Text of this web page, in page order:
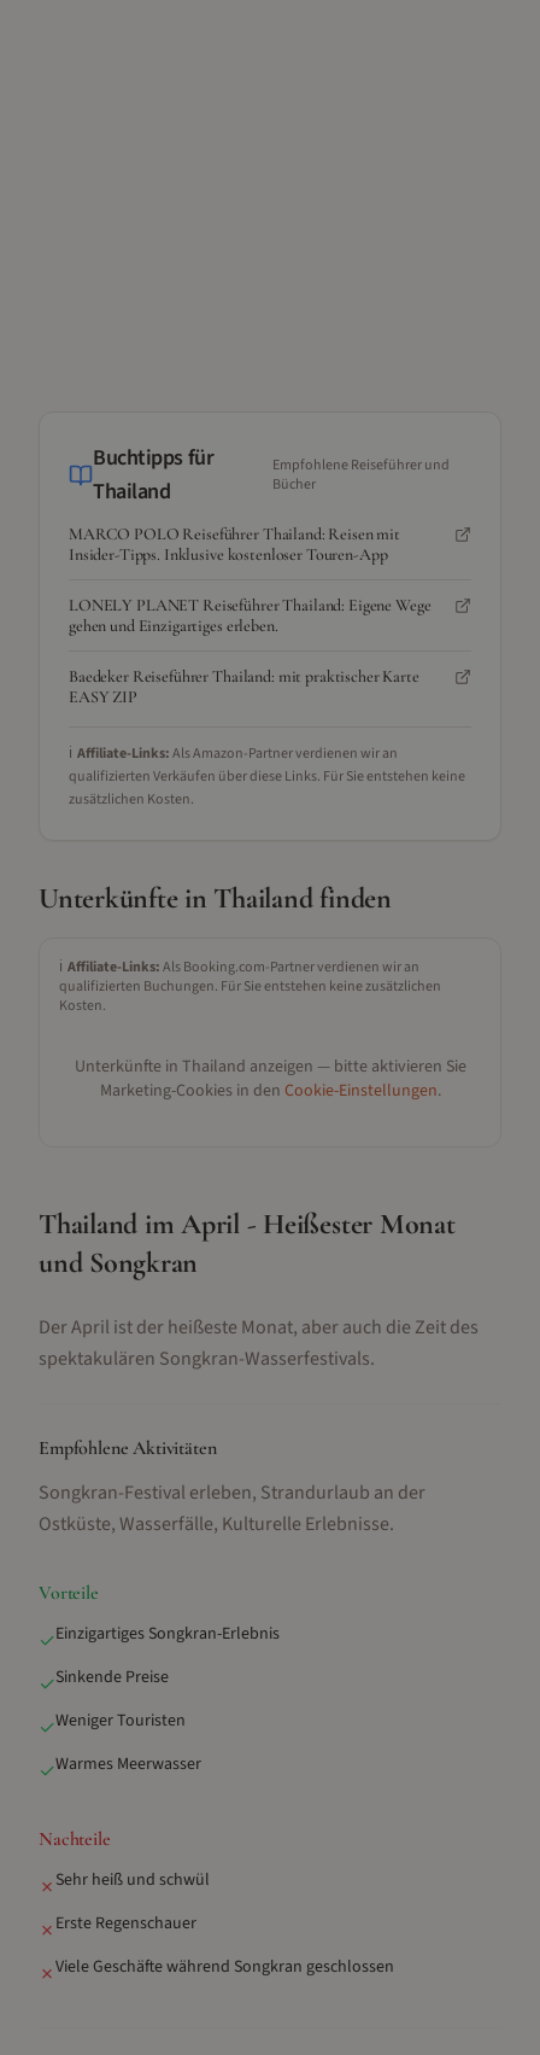
Buchtipps für
Thailand
Empfohlene Reiseführer und
Bücher
MARCO POLO Reiseführer Thailand: Reisen mit
Insider-Tipps. Inklusive kostenloser Touren-App
LONELY PLANET Reiseführer Thailand: Eigene Wege
gehen und Einzigartiges erleben.
Baedeker Reiseführer Thailand: mit praktischer Karte
EASY ZIP
ℹ️ Affiliate-Links:Als Amazon-Partner verdienen wir an
qualifizierten Verkäufen über diese Links. Für Sie entstehen keine
zusätzlichen Kosten.
Unterkünfte in Thailandfinden
ℹ️ Affiliate-Links:Als Booking.com-Partner verdienen wir an
qualifizierten Buchungen. Für Sie entstehen keine zusätzlichen
Kosten.
Unterkünfte in Thailand anzeigen — bitte aktivieren Sie
Marketing-Cookies in den Cookie-Einstellungen.
Thailand im April - Heißester Monat
und Songkran
Der April ist der heißeste Monat, aber auch die Zeit des
spektakulären Songkran-Wasserfestivals.
Empfohlene Aktivitäten
Songkran-Festival erleben, Strandurlaub an der
Ostküste, Wasserfälle, Kulturelle Erlebnisse.
Vorteile
✓Einzigartiges Songkran-Erlebnis
✓Sinkende Preise
✓Weniger Touristen
✓Warmes Meerwasser
Nachteile
✗ Sehr heiß und schwül
✗ Erste Regenschauer
✗Viele Geschäfte während Songkran geschlossen